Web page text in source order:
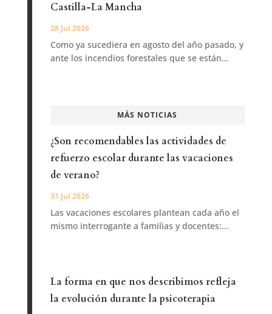
Castilla-La Mancha
28 Jul 2026
Como ya sucediera en agosto del año pasado, y
ante los incendios forestales que se están...
MÁS NOTICIAS
¿Son recomendables las actividades de
refuerzo escolar durante las vacaciones
de verano?
31 Jul 2026
Las vacaciones escolares plantean cada año el
mismo interrogante a familias y docentes:...
La forma en que nos describimos refleja
la evolución durante la psicoterapia